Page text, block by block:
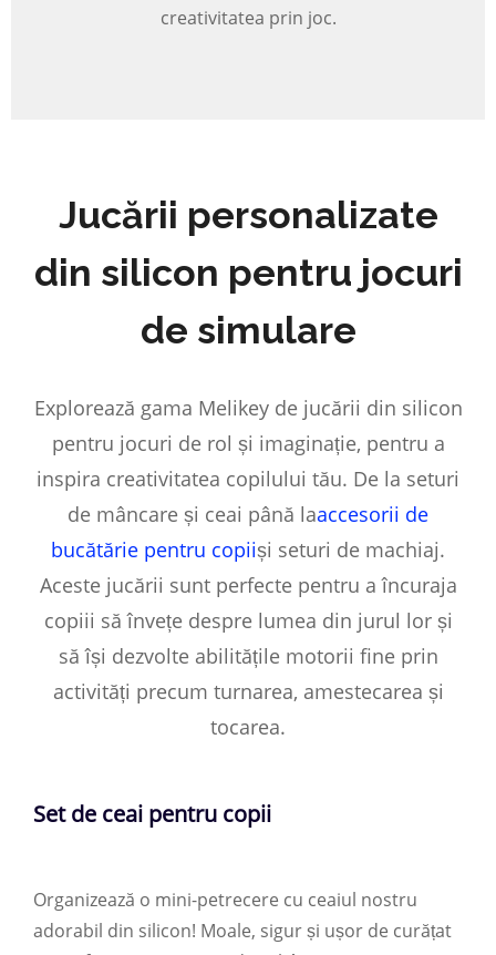
creativitatea prin joc.
Jucării personalizate
din silicon pentru jocuri
de simulare
Explorează gama Melikey de jucării din silicon
pentru jocuri de rol și imaginație, pentru a
inspira creativitatea copilului tău. De la seturi
de mâncare și ceai până laaccesorii de
bucătărie pentru copiiși seturi de machiaj.
Aceste jucării sunt perfecte pentru a încuraja
copiii să învețe despre lumea din jurul lor și
să își dezvolte abilitățile motorii fine prin
activități precum turnarea, amestecarea și
tocarea.
Set de ceai pentru copii
Organizează o mini-petrecere cu ceaiul nostru
adorabil din silicon! Moale, sigur și ușor de curățat